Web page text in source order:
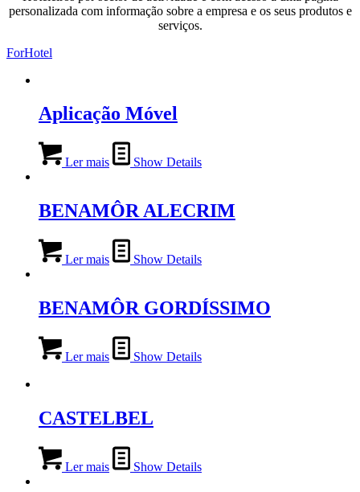
personalizada com informação sobre a empresa e os seus produtos e
serviços.
ForHotel
Aplicação Móvel
Ler mais Show Details
BENAMÔR ALECRIM
Ler mais Show Details
BENAMÔR GORDÍSSIMO
Ler mais Show Details
CASTELBEL
Ler mais Show Details